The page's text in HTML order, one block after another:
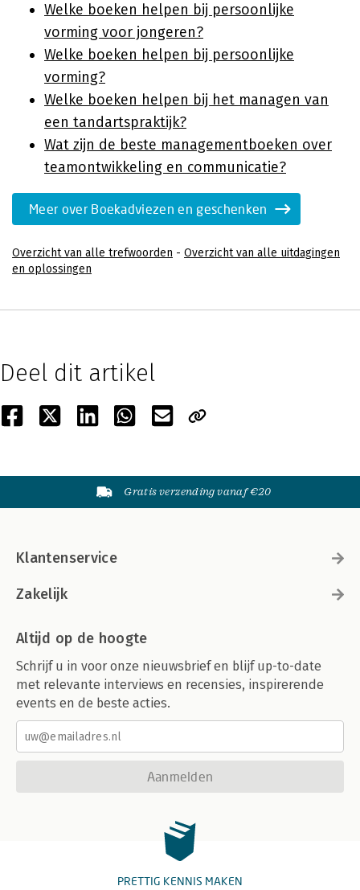
Welke boeken helpen bij persoonlijke
vorming voor jongeren?
Welke boeken helpen bij persoonlijke
vorming?
Welke boeken helpen bij het managen van
een tandartspraktijk?
Wat zijn de beste managementboeken over
teamontwikkeling en communicatie?
Meer over Boekadviezen en geschenken
Overzicht van alle trefwoorden - Overzicht van alle uitdagingen
en oplossingen
Deel dit artikel
Gratis verzending vanaf €20
Klantenservice
Zakelijk
Altijd op de hoogte
Schrijf u in voor onze nieuwsbrief en blijf up-to-date
met relevante interviews en recensies, inspirerende
events en de beste acties.
Aanmelden
PRETTIG KENNIS MAKEN